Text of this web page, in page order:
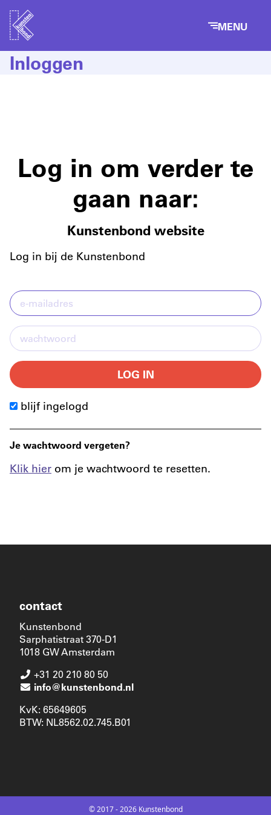
MENU
Inloggen
Log in om verder te
gaan naar:
Kunstenbond website
Log in bij de Kunstenbond
LOG IN
blijf ingelogd
Je wachtwoord vergeten?
Klik hier om je wachtwoord te resetten.
contact
Kunstenbond
Sarphatistraat 370-D1
1018 GW Amsterdam
+31 20 210 80 50
info@kunstenbond.nl
KvK: 65649605
BTW: NL8562.02.745.B01
© 2017 - 2026 Kunstenbond